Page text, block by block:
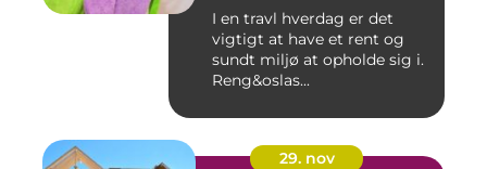
I en travl hverdag er det
vigtigt at have et rent og
sundt miljø at opholde sig i.
Reng&oslas...
29. nov